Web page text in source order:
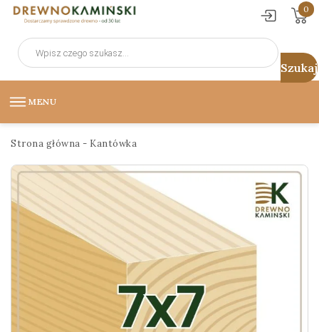
0
Wyszukiwarka
produktów
MENU
Strona główna - Kantówka